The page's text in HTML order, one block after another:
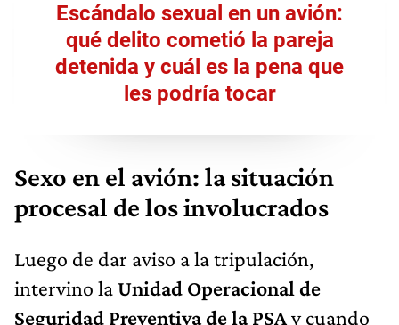
Escándalo sexual en un avión:
qué delito cometió la pareja
detenida y cuál es la pena que
les podría tocar
Sexo en el avión: la situación
procesal de los involucrados
Luego de dar aviso a la tripulación,
intervino laUnidad Operacional de
Seguridad Preventiva de la PSAy cuando